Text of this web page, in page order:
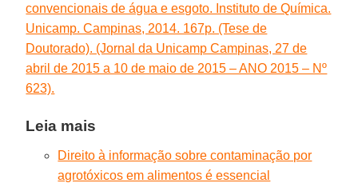
convencionais de água e esgoto. Instituto de Química.
Unicamp. Campinas, 2014. 167p. (Tese de
Doutorado). (Jornal da Unicamp Campinas, 27 de
abril de 2015 a 10 de maio de 2015 – ANO 2015 – Nº
623).
Leia mais
Direito à informação sobre contaminação por
agrotóxicos em alimentos é essencial